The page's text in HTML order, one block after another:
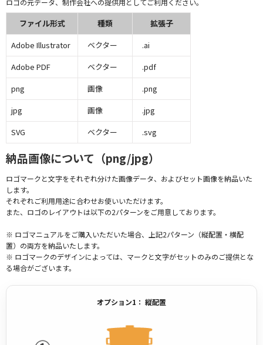
ロゴの元データ、制作会社への提供用としてご利用ください。
ファイル形式 種類
拡張子
Adobe Illustrator
ベクター
.ai
Adobe PDF
ベクター
.pdf
png
画像
.png
jpg
画像
.jpg
SVG
ベクター .svg
納品画像について（png/jpg）
ロゴマークと文字をそれぞれ分けた画像データ、およびセット画像を納品いた
します。
それぞれご利用用途に合わせお使いいただけます。
また、ロゴのレイアウトは以下の2パターンをご用意しております。
※ ロゴマニュアルをご購入いただいた場合、上記2パターン（縦配置・横配
置）の両方を納品いたします。
※ ロゴマークのデザインによっては、マークと文字がセットのみのご提供とな
る場合がございます。
オプション1： 縦配置